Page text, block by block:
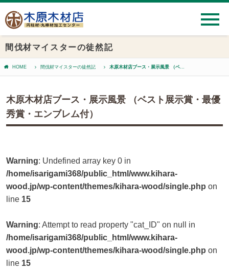
間伐材マイスターの徒然記
HOME 間伐材マイスターの徒然記 木原木材店ブース・展示風景 （ベスト展示賞・最優秀賞・エンブレム付）
木原木材店ブース・展示風景 （ベスト展示賞・最優
秀賞・エンブレム付）
Warning: Undefined array key 0 in
/home/isarigami368/public_html/www.kihara-
wood.jp/wp-content/themes/kihara-wood/single.php on
line 15
Warning: Attempt to read property "cat_ID" on null in
/home/isarigami368/public_html/www.kihara-
wood.jp/wp-content/themes/kihara-wood/single.php on
line 15